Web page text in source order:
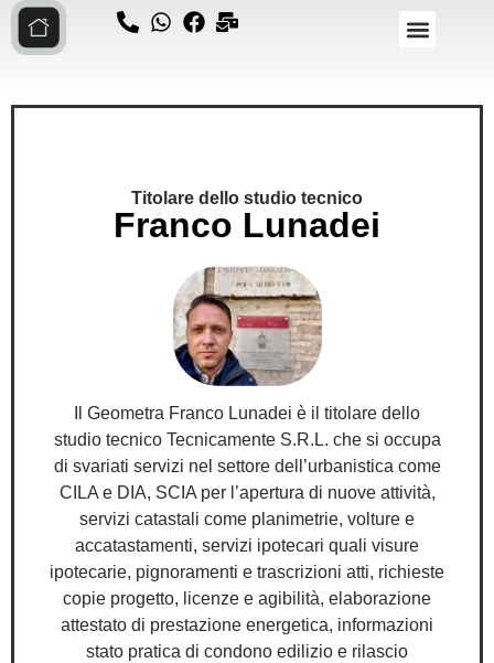
Titolare dello studio tecnico
Franco Lunadei
Il Geometra Franco Lunadei è il titolare dello
studio tecnico Tecnicamente S.R.L. che si occupa
di svariati servizi nel settore dell’urbanistica come
CILA e DIA, SCIA per l’apertura di nuove attività,
servizi catastali come planimetrie, volture e
accatastamenti, servizi ipotecari quali visure
ipotecarie, pignoramenti e trascrizioni atti, richieste
copie progetto, licenze e agibilità, elaborazione
attestato di prestazione energetica, informazioni
stato pratica di condono edilizio e rilascio